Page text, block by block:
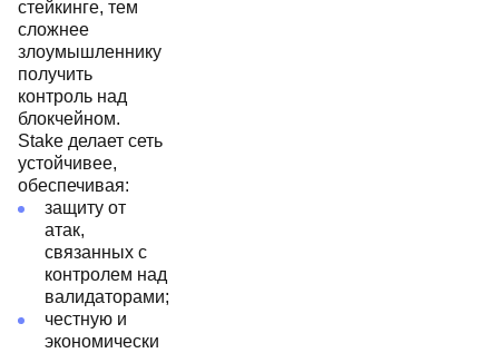
стейкинге, тем
сложнее
злоумышленнику
получить
контроль над
блокчейном.
Stake делает сеть
устойчивее,
обеспечивая:
защиту от
атак,
связанных с
контролем над
валидаторами;
честную и
экономически